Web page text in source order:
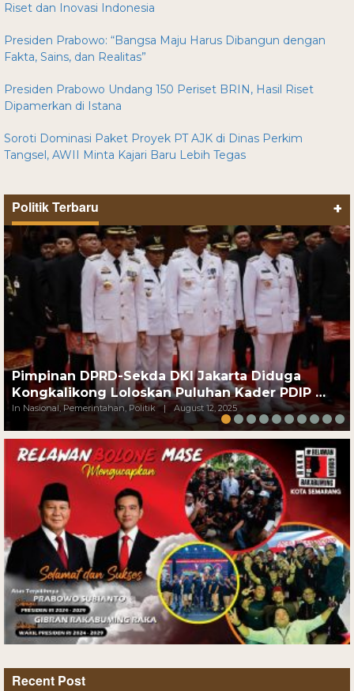
Riset dan Inovasi Indonesia
Presiden Prabowo: “Bangsa Maju Harus Dibangun dengan
Fakta, Sains, dan Realitas”
Presiden Prabowo Undang 150 Periset BRIN, Hasil Riset
Dipamerkan di Istana
Soroti Dominasi Paket Proyek PT AJK di Dinas Perkim
Tangsel, AWII Minta Kajari Baru Lebih Tegas
Politik Terbaru +
Pimpinan DPRD-Sekda DKI Jakarta Diduga
Kongkalikong Loloskan Puluhan Kader PDIP …
In Nasional, Pemerintahan, Politik | August 12, 2025
Recent Post